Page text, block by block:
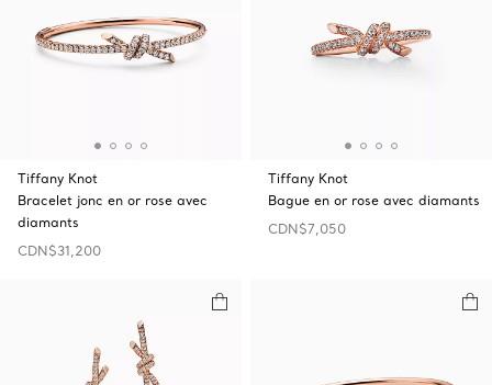
Tiffany Knot
Bracelet jonc en or rose avec
diamants
CDN$31,200
Tiffany Knot
Bague en or rose avec diamants
CDN$7,050